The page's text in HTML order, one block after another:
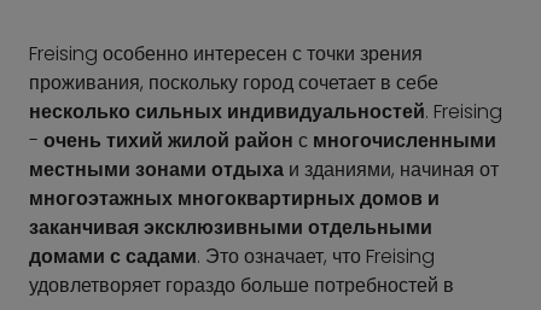
Freising особенно интересен с точки зрения
проживания, поскольку город сочетает в себе
несколько сильных индивидуальностей. Freising
- очень тихий жилой район с многочисленными
местными зонами отдыха и зданиями, начиная от
многоэтажных многоквартирных домов и
заканчивая эксклюзивными отдельными
домами с садами. Это означает, что Freising
удовлетворяет гораздо больше потребностей в